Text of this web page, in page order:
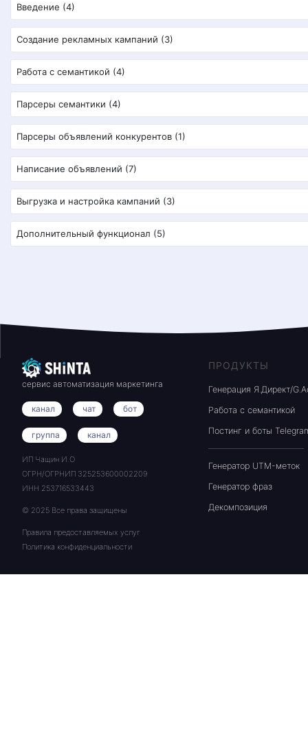
Введение (4)
Создание рекламных кампаний (3)
Работа с семантикой (4)
Парсеры семантики (4)
Парсеры объявлений конкурентов (1)
Написание объявлений (7)
Выгрузка и настройка кампаний (3)
Дополнительный функционал (5)
сервис автоматизация маркетинга
канал чат бот
группа канал
ИП Чащин И.О
ОГРН/ОГРНИП 325253600002209
ИНН 253716533443
© 2025 Все права защищены
Правила предоставляемых услуг
Политика конфиденциальности
ПРОДУКТЫ
Генерация Я.Директ/
Работа с семантикой
Постинг и боты
Генератор UTM-меток
Генератор фраз
Декомпозиция